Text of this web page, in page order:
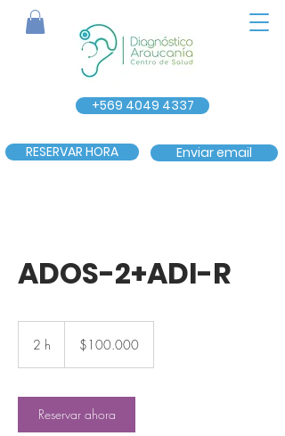
RESERVAR HORA Enviar email
+569 4049 4337
ADOS-2+ADI-R
2 h
chilenos
$100.000
Reservar ahora